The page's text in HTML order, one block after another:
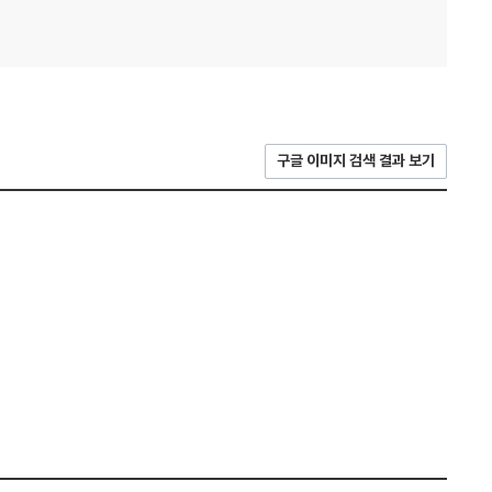
구글 이미지 검색 결과 보기